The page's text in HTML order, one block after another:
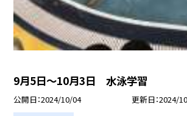
9月5日〜10月3日 水泳学習
公開日 2024/10/04 更新日 2024/